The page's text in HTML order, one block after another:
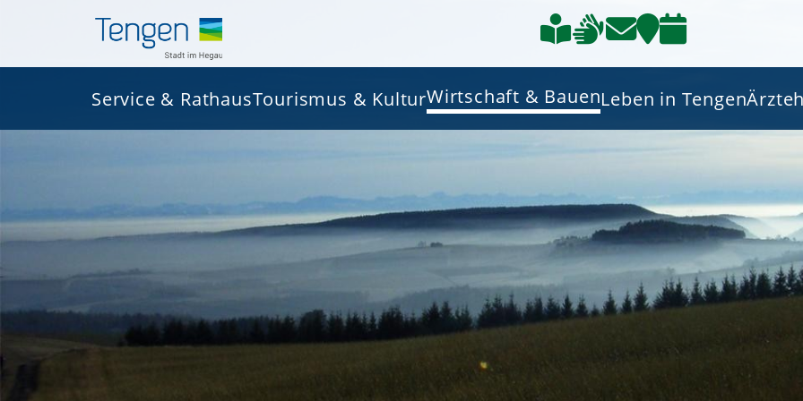
Service & RathausTourismus & KulturWirtschaft & BauenLeben in Tengen